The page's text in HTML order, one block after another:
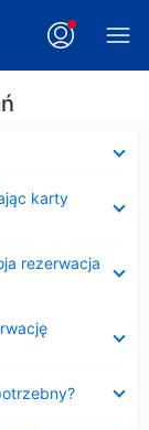
karty
rezerwacja